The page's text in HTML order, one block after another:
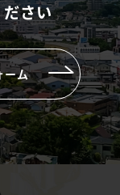
さい
ーム